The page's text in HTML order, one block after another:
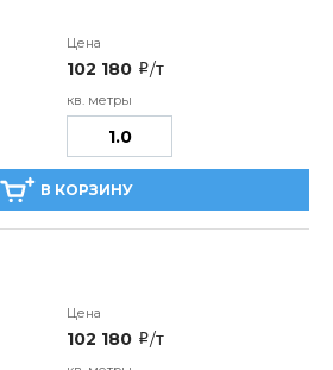
102 180 i/т
В КОРЗИНУ
102 180 i/т